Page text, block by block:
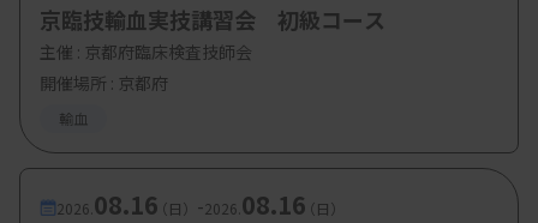
京臨技輸血実技講習会 初級コース
主催 : 京都府臨床検査技師会
開催場所 : 京都府
輸血
2026. 08.16（日） -2026. 08.16（日）